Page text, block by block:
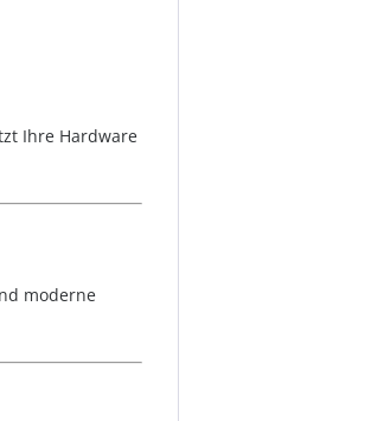
Ihre Hardware
moderne